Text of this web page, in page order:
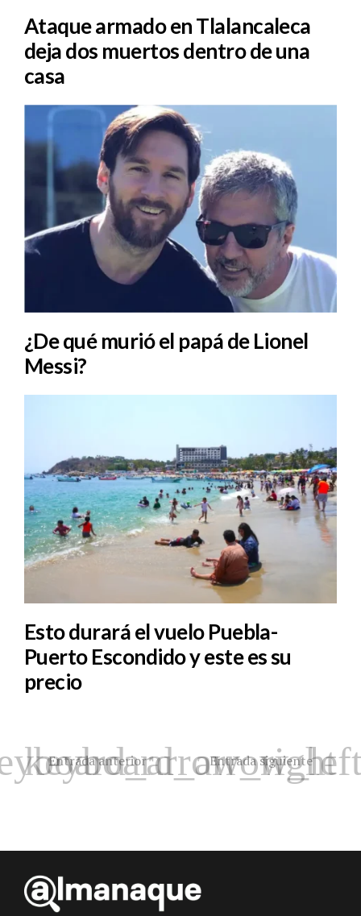
Ataque armado en Tlalancaleca
deja dos muertos dentro de una
casa
¿De qué murió el papá de Lionel
Messi?
Esto durará el vuelo Puebla-
Puerto Escondido y este es su
precio
Entrada anterior Entrada siguiente